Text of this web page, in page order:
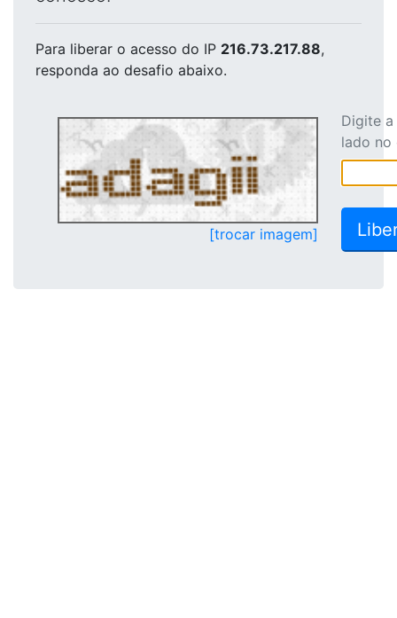
Para liberar o acesso do IP 216.73.217.88,
responda ao desafio abaixo.
[trocar imagem]
Digite
lado no